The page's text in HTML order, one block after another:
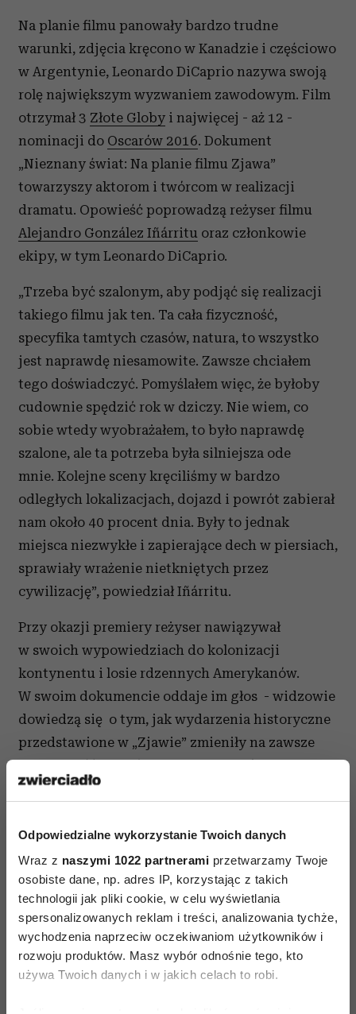
Odpowiedzialne wykorzystanie Twoich danych
Wraz z naszymi 1022 partnerami przetwarzamy Twoje
osobiste dane, np. adres IP, korzystając z takich
technologii jak pliki cookie, w celu wyświetlania
spersonalizowanych reklam i treści, analizowania tychże,
wychodzenia naprzeciw oczekiwaniom użytkowników i
rozwoju produktów. Masz wybór odnośnie tego, kto
używa Twoich danych i w jakich celach to robi.
Na planie filmu panowały bardzo trudne
warunki, zdjęcia kręcono w Kanadzie i częściowo
w Argentynie, Leonardo DiCaprio nazywa swoją
rolę największym wyzwaniem zawodowym. Film
otrzymał 3 Złote Globy i najwięcej - aż 12 -
nominacji do Oscarów 2016. Dokument
„Nieznany świat: Na planie filmu Zjawa”
towarzyszy aktorom i twórcom w realizacji
dramatu. Opowieść poprowadzą reżyser filmu
Alejandro González Iñárritu oraz członkowie
ekipy, w tym Leonardo DiCaprio.
„Trzeba być szalonym, aby podjąć się realizacji
takiego filmu jak ten. Ta cała fizyczność,
specyfika tamtych czasów, natura, to wszystko
jest naprawdę niesamowite. Zawsze chciałem
tego doświadczyć. Pomyślałem więc, że byłoby
cudownie spędzić rok w dziczy. Nie wiem, co
sobie wtedy wyobrażałem, to było naprawdę
szalone, ale ta potrzeba była silniejsza ode
mnie. Kolejne sceny kręciliśmy w bardzo
odległych lokalizacjach, dojazd i powrót zabierał
nam około 40 procent dnia. Były to jednak
miejsca niezwykłe i zapierające dech w piersiach,
sprawiały wrażenie nietkniętych przez
cywilizację”, powiedział Iñárritu.
Przy okazji premiery reżyser nawiązywał
w swoich wypowiedziach do kolonizacji
kontynentu i losie rdzennych Amerykanów.
W swoim dokumencie oddaje im głos - widzowie
dowiedzą się o tym, jak wydarzenia historyczne
przedstawione w „Zjawie” zmieniły na zawsze
Film„Nieznany świat: Na planie filmu Zjawa”
FILMY PRZYGODOWE